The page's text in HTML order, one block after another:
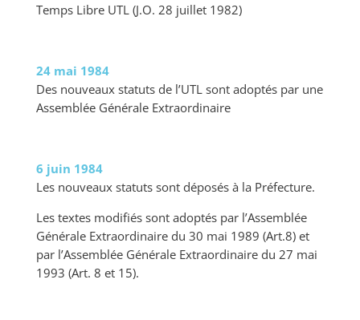
Temps Libre UTL (J.O. 28 juillet 1982)
24 mai 1984
Des nouveaux statuts de l’UTL sont adoptés par une
Assemblée Générale Extraordinaire
6 juin 1984
Les nouveaux statuts sont déposés à la Préfecture.
Les textes modifiés sont adoptés par l’Assemblée
Générale Extraordinaire du 30 mai 1989 (Art.8) et
par l’Assemblée Générale Extraordinaire du 27 mai
1993 (Art. 8 et 15).